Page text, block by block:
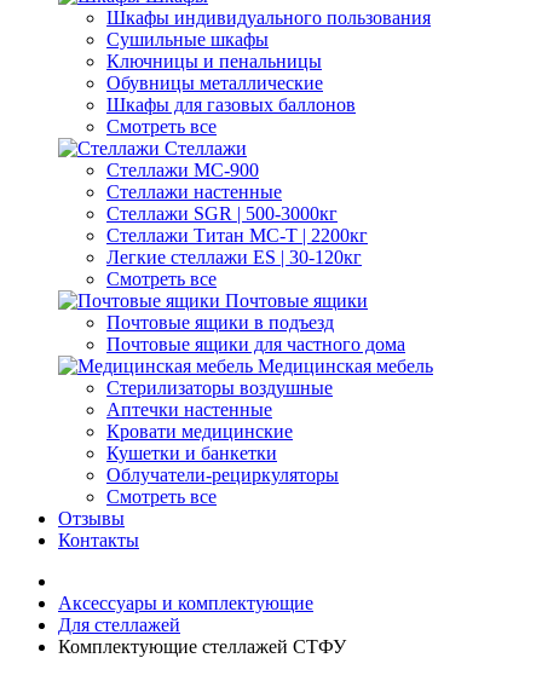
Шкафы индивидуального пользования
Cушильные шкафы
Ключницы и пенальницы
Обувницы металлические
Шкафы для газовых баллонов
Смотреть все
Стеллажи
Стеллажи МС-900
Стеллажи настенные
Cтеллажи SGR | 500-3000кг
Cтеллажи Титан МС-Т | 2200кг
Легкие стеллажи ES | 30-120кг
Смотреть все
Почтовые ящики
Почтовые ящики в подъезд
Почтовые ящики для частного дома
Медицинская мебель
Стерилизаторы воздушные
Аптечки настенные
Кровати медицинские
Кушетки и банкетки
Облучатели-рециркуляторы
Смотреть все
Отзывы
Контакты
Аксессуары и комплектующие
Для стеллажей
Комплектующие стеллажей СТФУ